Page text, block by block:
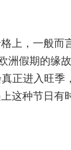
上，一般而
洲假期的缘
正进入旺季
这种节日有